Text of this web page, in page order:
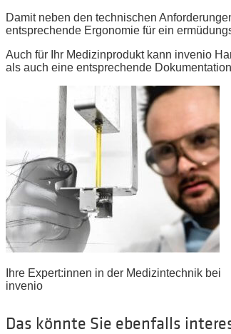
Damit neben den technischen
entsprechende Ergonomie für ein
Auch für Ihr Medizinprodukt kann invenio
als auch eine entsprechende
Ihre Expert:innen in der Medizintechnik bei
invenio
Das könnte Sie ebenfalls